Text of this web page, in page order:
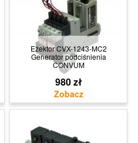
Eżektor CVX-1243-MC2
Generator podciśnienia
CONVUM
980 zł